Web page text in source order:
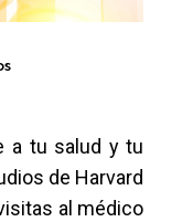
a tu salud y tu
de Harvard
al médico